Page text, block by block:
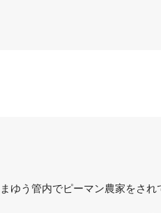
ゆう管内でピーマン農家をされ